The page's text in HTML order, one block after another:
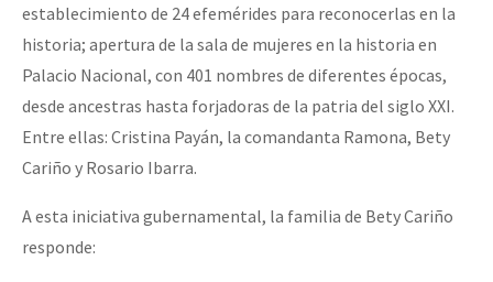
Presos
Mujeres
Niñxs
ETIQUETAS
MULTIMEDIA
Audio
“Sonhando a Terra do Bem Virá” se publica no Estado Espanhol
Se o México sabe, que o mundo saiba! Nossas lutas pela
[25 abr – CDMX] Tokín por el CNI: 30 años de Resistencia y
establecimiento de 24 efemérides para reconocerlas en la
historia; apertura de la sala de mujeres en la historia en
Palacio Nacional, con 401 nombres de diferentes épocas,
desde ancestras hasta forjadoras de la patria del siglo XXI.
Entre ellas: Cristina Payán, la comandanta Ramona, Bety
Cariño y Rosario Ibarra.
A esta iniciativa gubernamental, la familia de Bety Cariño
responde: